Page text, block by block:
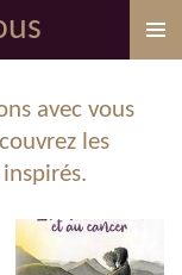
avec vous
les